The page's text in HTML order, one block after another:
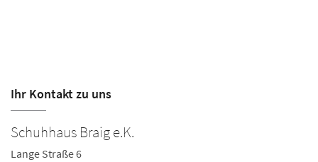
Ihr Kontakt zu uns
Schuhhaus Braig e.K.
Lange Straße 6